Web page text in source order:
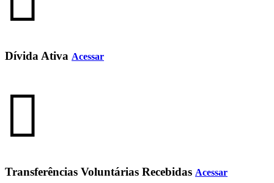
Dívida Ativa Acessar
Transferências Voluntárias Recebidas Acessar